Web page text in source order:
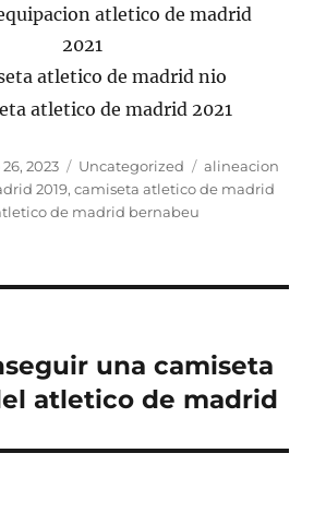
2023 Categorías
Uncategorized Etiquetas
alineacion
2019,camiseta atletico de madrid
de madrid bernabeu
una camiseta
atletico de madrid